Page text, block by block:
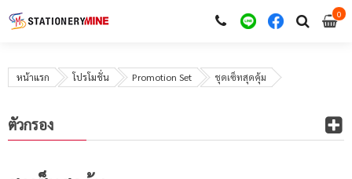
00
หน้าแรก โปรโมชั่น Promotion Set ชุดเซ็ทสุดคุ้ม
ตัวกรอง